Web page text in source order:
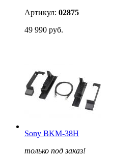
Артикул: 02875
49 990 руб.
Sony BKM-38H
только под заказ!